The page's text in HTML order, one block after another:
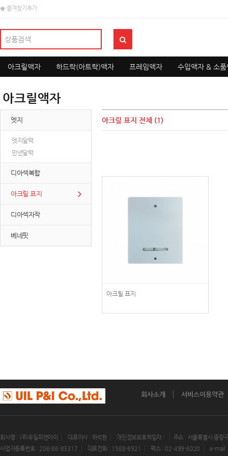
즐겨찾기추가
아크릴액자 하드락(아트락)액자 프레임액자 수입액자 & 소품
아크릴액자
엣지
엣지달력
만년달력
디아섹복합
아크릴 표지
디아섹자작
베네핏
아크릴 표지 전체 (1)
아크릴 표지
회사소개 서비스이용약관
회사명 : (주)유일피앤아이 대표이사 : 하석현 개인정보보호책임자 :
주소 : 서울특별시 중
사업자등록번호 : 206-86-83317
대표전화 : 1588-6921 팩스 : 02-499-6020
e-mail